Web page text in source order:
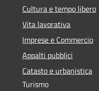
Cultura e tempo libero
Vita lavorativa
Imprese e Commercio
Appalti pubblici
Catasto e urbanistica
Turismo